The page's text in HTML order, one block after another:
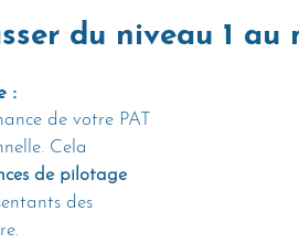
du niveau 1 au
:
de votre PAT
Cela
de pilotage
des